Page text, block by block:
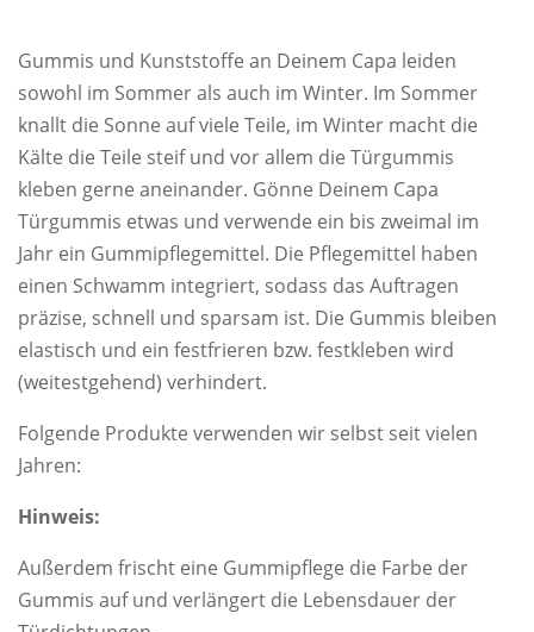
Gummis und Kunststoffe an Deinem Capa leiden
sowohl im Sommer als auch im Winter. Im Sommer
knallt die Sonne auf viele Teile, im Winter macht die
Kälte die Teile steif und vor allem die Türgummis
kleben gerne aneinander. Gönne Deinem Capa
Türgummis etwas und verwende ein bis zweimal im
Jahr ein Gummipflegemittel. Die Pflegemittel haben
einen Schwamm integriert, sodass das Auftragen
präzise, schnell und sparsam ist. Die Gummis bleiben
elastisch und ein festfrieren bzw. festkleben wird
(weitestgehend) verhindert.
Folgende Produkte verwenden wir selbst seit vielen
Jahren:
Hinweis:
Außerdem frischt eine Gummipflege die Farbe der
Gummis auf und verlängert die Lebensdauer der